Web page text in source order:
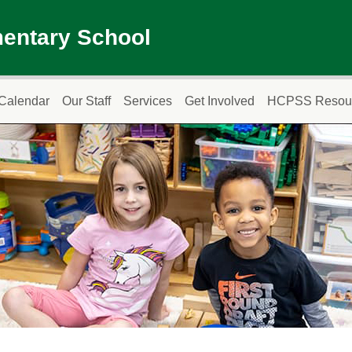
School
Our Staff Services Get Involved HCPSS